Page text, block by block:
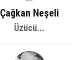
Çağkan Neşeli
Üzücü...